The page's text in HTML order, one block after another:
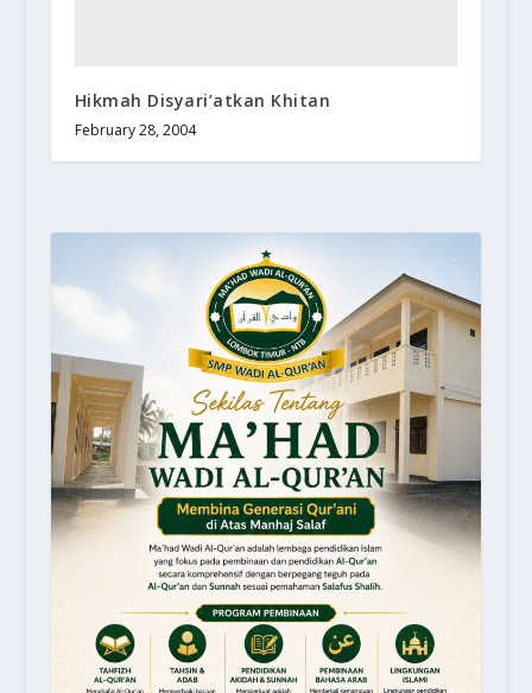
Hikmah Disyari’atkan Khitan
February 28, 2004